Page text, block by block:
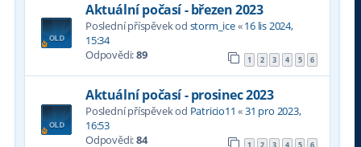
Aktuální počasí - březen 2023
Poslední příspěvek od storm_ice«16 lis 2024,
15:34
Odpovědi:89 1 2 3 4 5 6
Aktuální počasí - prosinec 2023
Poslední příspěvek od Patricio11 «31 pro 2023,
16:53
Odpovědi:84